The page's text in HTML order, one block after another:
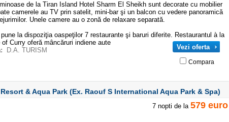
de la Tiran Island Hotel Sharm El Sheikh sunt decorate cu mobilier
camerele au TV prin satelit, mini-bar şi un balcon cu vedere panoramică
Unele camere au o zonă de relaxare separată.
la dispoziţia oaspeţilor 7 restaurante şi baruri diferite. Restaurantul à la
Curry oferă mâncăruri indiene aute
Vezi oferta
Compara
D.A. TURISM
& Aqua Park (ex. Raouf S International Aqua Park & Spa)
7 nopti de la 579 euro